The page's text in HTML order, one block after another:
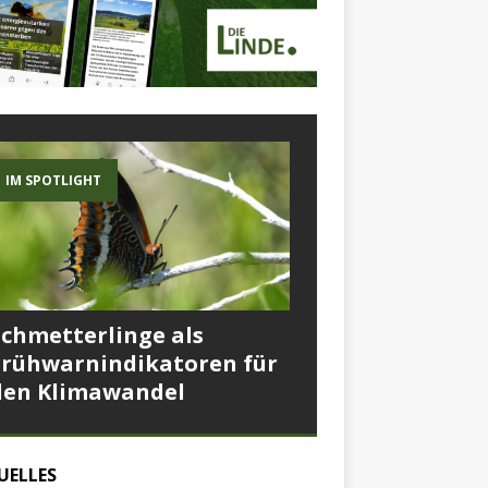
IM SPOTLIGHT
als
für
Klimawandel